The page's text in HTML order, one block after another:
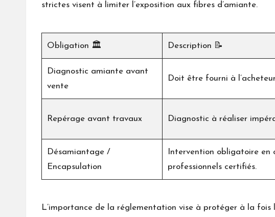
strictes visent à limiter l’exposition aux fibres d’amiante.
Obligation 🏛️ Description 📝
Diagnostic amiante avant
vente
Doit être fourni à
Repérage avant travaux Diagnostic à réaliser
Désamiantage /
Encapsulation
Intervention obligatoire en
professionnels certifiés.
L’importance de la réglementation vise à protéger à la fois